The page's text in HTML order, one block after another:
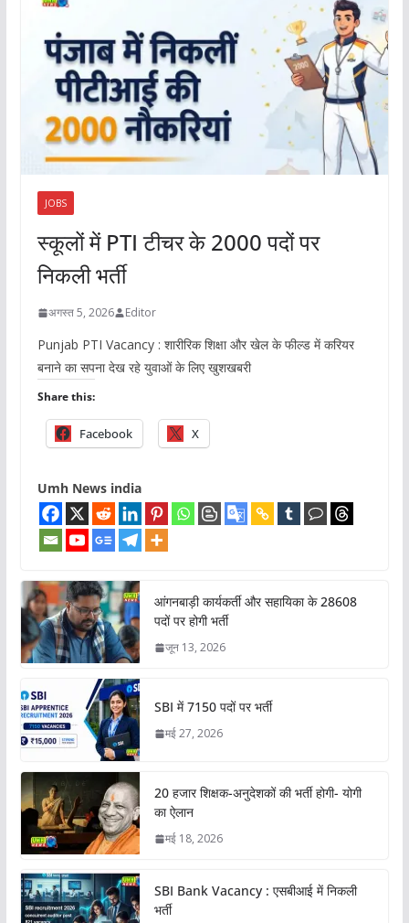
JOBS
स्कूलों में PTI टीचर के 2000 पदों पर
निकली भर्ती
अगस्त 5, 2026 Editor
Punjab PTI Vacancy : शारीरिक शिक्षा और खेल के फील्ड में करियर
बनाने का सपना देख रहे युवाओं के लिए खुशखबरी
Share this:
Facebook X
Umh News india
आंगनबाड़ी कार्यकर्ती और सहायिका के 28608
पदों पर होगी भर्ती
जून 13, 2026
SBI में 7150 पदों पर भर्ती
मई 27, 2026
20 हजार शिक्षक-अनुदेशकों की भर्ती होगी- योगी
का ऐलान
मई 18, 2026
SBI Bank Vacancy : एसबीआई में निकली
भर्ती